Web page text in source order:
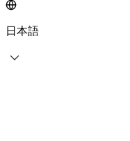
日本語